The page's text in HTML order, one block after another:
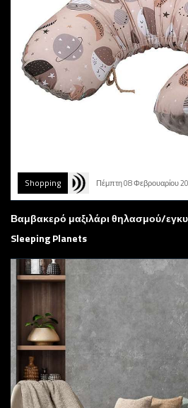
Shopping Πέμπτη 08 Φεβρουαρίου
Βαμβακερό μαξιλάρι θηλασμού/
Sleeping Planets